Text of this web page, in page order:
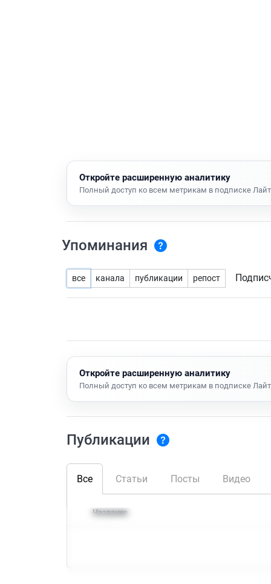
Откройте расширенную аналитику
Полный доступ ко всем метрикам в подписке Лайт
Упоминания
все канала публикации репост
Откройте расширенную аналитику
Полный доступ ко всем метрикам в подписке Лайт
Публикации
Все Статьи Посты Видео
Название